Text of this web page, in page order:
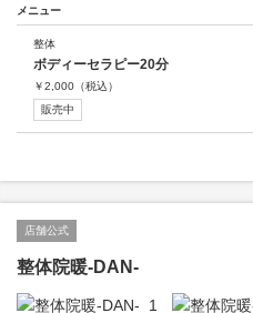
メニュー
整体
ボディーセラピー20分
￥2,000 （税込）
販売中
店舗公式
整体院暖-DAN-